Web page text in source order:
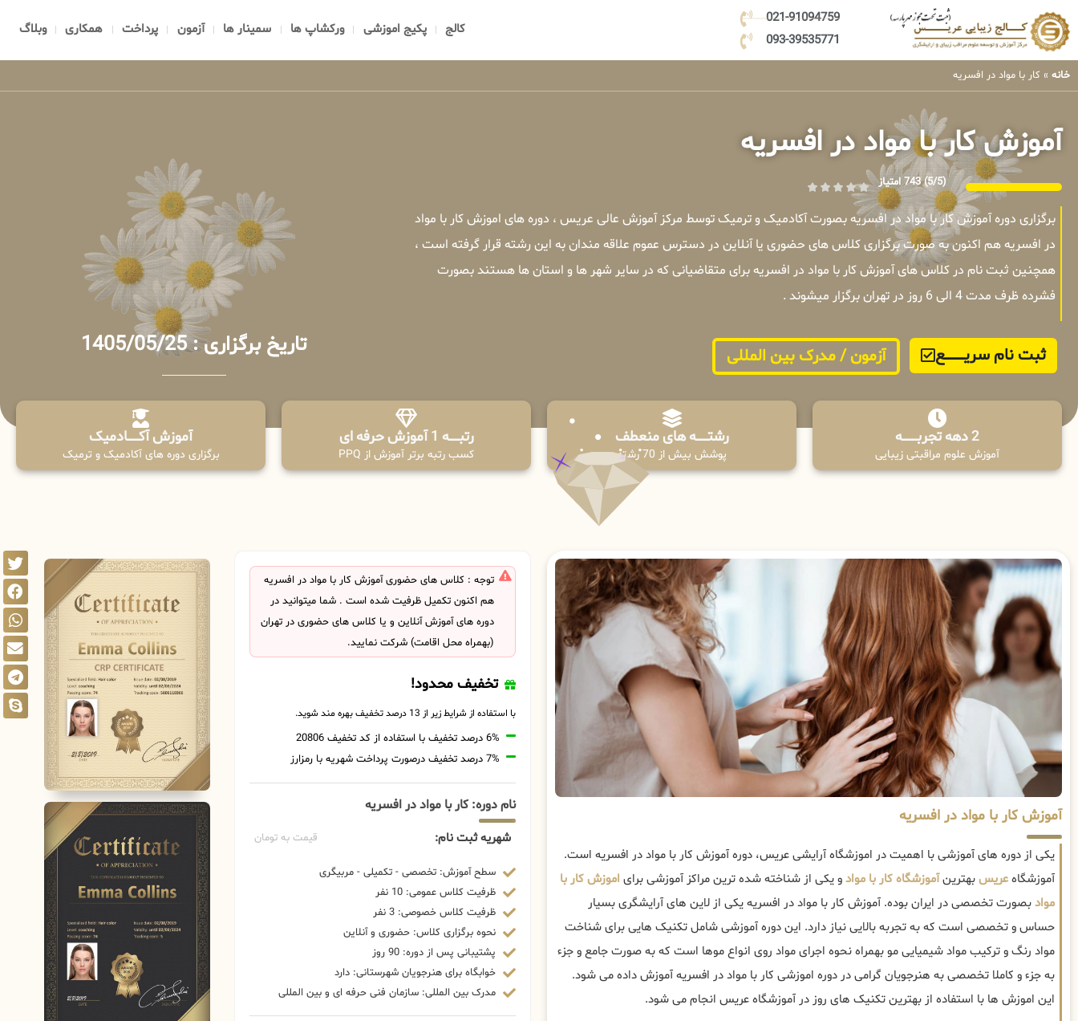
021-91094759
093-39535771
کالج پکیج اموزشی ورکشاپ ها سمینار ها آزمون پرداخت همکاری وبلاگ
خانه » کار با مواد در افسریه
آموزش کار با مواد در افسریه
(5/5) 743 امتیاز
برگزاری دوره آموزش کار با مواد در افسریه بصورت آکادمیک و ترمیک توسط مرکز آموزش عالی عریس ، دوره های اموزش کار با مواد
در افسریه هم اکنون به صورت برگزاری کلاس های حضوری یا آنلاین در دسترس عموم علاقه مندان به این رشته قرار گرفته است ،
همچنین ثبت نام در کلاس های آموزش کار با مواد در افسریه برای متقاضیانی که در سایر شهر ها و استان ها هستند بصورت
فشرده ظرف مدت 4 الی 6 روز در تهران برگزار میشوند .
ثبت نام سریــــــــــــع آزمون / مدرک بین المللی تاریخ برگزاری : 1405/05/25
2 دهه تجربـــــــــه
آموزش علوم مراقبتی زیبایی
رشتـــــــه های منعطف
پوشش بیش از 70 رشته
رتبــــــه 1 آموزش حرفه ای
کسب رتبه برتر آموزش از PPQ
آموزش آکـــــــادمیک
برگزاری دوره های آکادمیک و ترمیک
آموزش کار با مواد در افسریه
یکی از دوره های آموزشی با اهمیت در اموزشگاه آرایشی عریس، دوره آموزش کار با مواد در افسریه است.
آموزشگاهعریسبهترینآموزشگاه کار با موادو یکی از شناخته شده ترین مراکز آموزشی برای اموزش کار با
موادبصورت تخصصی در ایران بوده. آموزش کار با مواد در افسریه یکی از لاین های آرایشگری بسیار
حساس و تخصصی است که به تجربه بالایی نیاز دارد. این دوره آموزشی شامل تکنیک هایی برای شناخت
مواد رنگ و ترکیب مواد شیمیایی مو بهمراه نحوه اجرای مواد روی انواع موها است که به صورت جامع و جزء
به جزء و کاملا تخصصی به هنرجویان گرامی در دوره اموزشی کار با مواد در افسریه آموزش داده می شود.
این اموزش ها با استفاده از بهترین تکنیک های روز در آموزشگاه عریس انجام می شود.
توجه : کلاس های حضوری آموزش کار با مواد در افسریه
هم اکنون تکمیل ظرفیت شده است . شما میتوانید در
دوره های آموزش آنلاین و یا کلاس های حضوری در تهران
(بهمراه محل اقامت) شرکت نمایید.
تخفیف محدود!
با استفاده از شرایط زیر از 13 درصد تخفیف بهره مند شوید.
6% درصد تخفیف با استفاده از کد تخفیف 20806
7% درصد تخفیف درصورت پرداخت شهریه با رمزارز
نام دوره: کار با مواد در افسریه
شهریه ثبت نام: قیمت به تومان
سطح آموزش: تخصصی - تکمیلی - مربیگری
ظرفیت کلاس عمومی: 10 نفر
ظرفیت کلاس خصوصی: 3 نفر
نحوه برگزاری کلاس: حضوری و آنلاین
پشتیبانی پس از دوره: 90 روز
خوابگاه برای هنرجویان شهرستانی: دارد
مدرک بین المللی: سازمان فنی حرفه ای و بین المللی